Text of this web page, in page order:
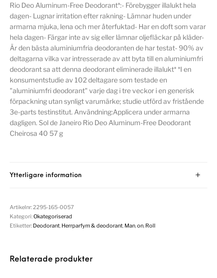
Rio Deo Aluminum-Free Deodorant*:- Förebygger illalukt hela
dagen- Lugnar irritation efter rakning- Lämnar huden under
armarna mjuka, lena och mer återfuktad- Har en doft som varar
hela dagen- Färgar inte av sig eller lämnar oljefläckar på kläder-
Är den bästa aluminiumfria deodoranten de har testat- 90% av
deltagarna vilka var intresserade av att byta till en aluminiumfri
deodorant sa att denna deodorant eliminerade illalukt* *I en
konsumentstudie av 102 deltagare som testade en
"aluminiumfri deodorant" varje dag i tre veckor i en generisk
förpackning utan synligt varumärke; studie utförd av fristående
3e-parts testinstitut. Användning:Applicera under armarna
dagligen. Sol de Janeiro Rio Deo Aluminum-Free Deodorant
Cheirosa 40 57 g
Ytterligare information
Artikelnr:2295-165-0057
Kategori:Okategoriserad
Etiketter: Deodorant Herrparfym & deodorant Man ,on Roll
Relaterade produkter